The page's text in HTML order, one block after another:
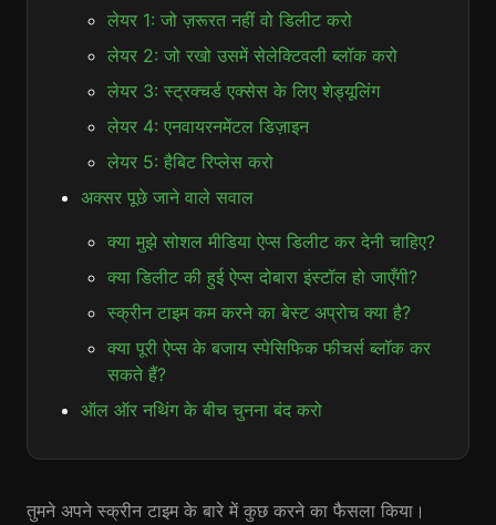
लेयर 1: जो ज़रूरत नहीं वो डिलीट करो
लेयर 2: जो रखो उसमें सेलेक्टिवली ब्लॉक करो
लेयर 3: स्ट्रक्चर्ड एक्सेस के लिए शेड्यूलिंग
लेयर 4: एनवायरनमेंटल डिज़ाइन
लेयर 5: हैबिट रिप्लेस करो
अक्सर पूछे जाने वाले सवाल
क्या मुझे सोशल मीडिया ऐप्स डिलीट कर देनी चाहिए?
क्या डिलीट की हुई ऐप्स दोबारा इंस्टॉल हो जाएँगी?
स्क्रीन टाइम कम करने का बेस्ट अप्रोच क्या है?
क्या पूरी ऐप्स के बजाय स्पेसिफिक फीचर्स ब्लॉक कर
सकते हैं?
ऑल ऑर नथिंग के बीच चुनना बंद करो
तुमने अपने स्क्रीन टाइम के बारे में कुछ करने का फैसला किया।